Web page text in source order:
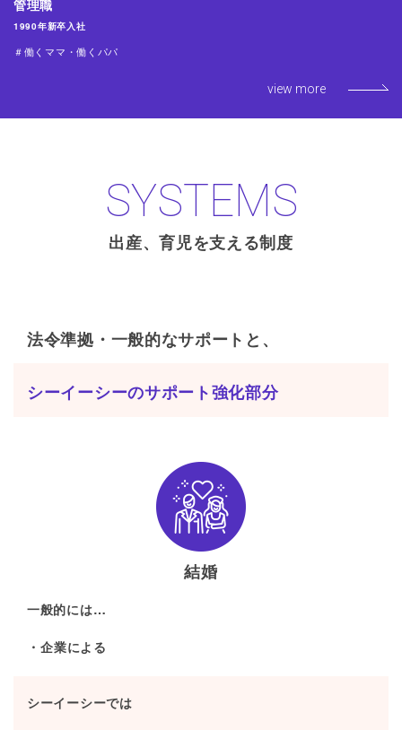
管理職
1990年新卒入社
＃働くママ・働くパパ
view more
SYSTEMS
出産、育児を支える制度
法令準拠・一般的なサポートと、
シーイーシーのサポート強化部分
結婚
一般的には…
企業による
シーイーシーでは